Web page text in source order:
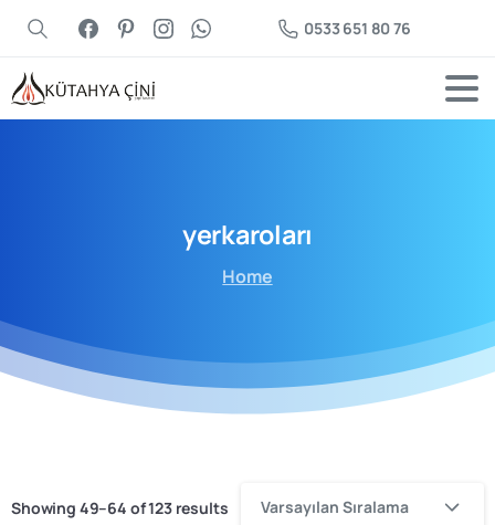
0533 651 80 76
yerkaroları
Home
Showing 49–64 of 123 results Varsayılan Sıralama